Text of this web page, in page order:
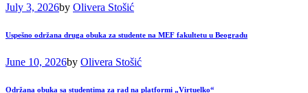
July 3, 2026by Olivera Stošić
Uspešno održana druga obuka za studente na MEF fakultetu u Beogradu
June 10, 2026by Olivera Stošić
Održana obuka sa studentima za rad na platformi „Virtuelko“